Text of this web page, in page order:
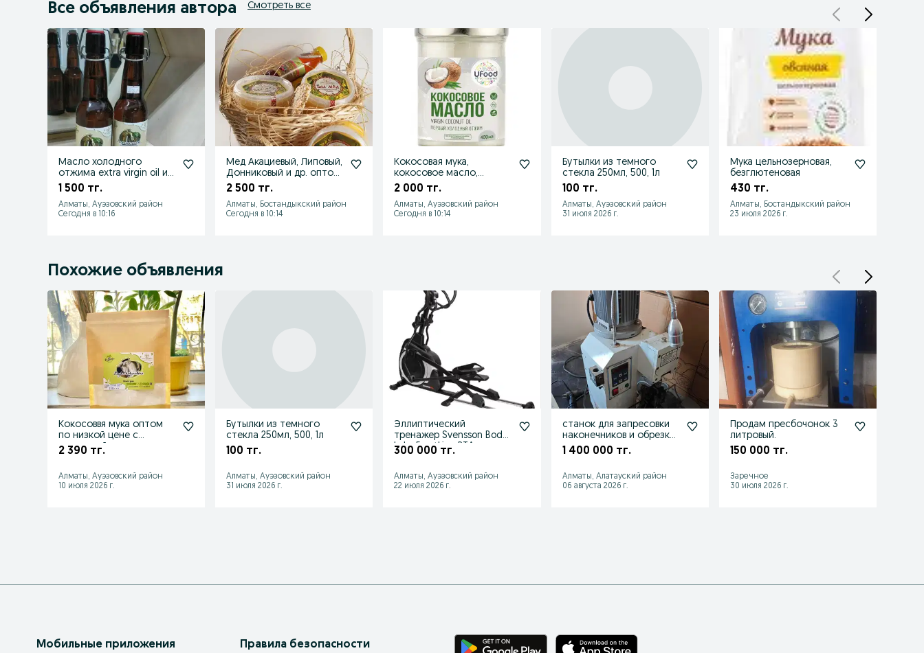
Все объявления автора Смотреть все
Масло холодного
отжима extra virgin oil из
разных культур
1 500 тг.
Алматы, Ауэзовский район
Сегодня в 10:16
Мед Акациевый, Липовый,
Донниковый и др. оптом
и в розницу с пасеки
2 500 тг.
Алматы, Бостандыкский район
Сегодня в 10:14
Кокосовая мука,
кокосовое масло,
кокосовое молоко,
2 000 тг.
Алматы, Ауэзовский район
Сегодня в 10:14
Бутылки из темного
стекла 250мл, 500, 1л
100 тг.
Алматы, Ауэзовский район
31 июля 2026 г.
Мука цельнозерновая,
безглютеновая
430 тг.
Алматы, Бостандыкский район
23 июля 2026 г.
Похожие объявления
Кокосоввя мука оптом
по низкой цене с
доставкой
2 390 тг.
Алматы, Ауэзовский район
10 июля 2026 г.
Бутылки из темного
стекла 250мл, 500, 1л
100 тг.
Алматы, Ауэзовский район
31 июля 2026 г.
Эллиптический
тренажер Svensson Body
Labs FrontLine RTA.
300 000 тг.
Алматы, Ауэзовский район
22 июля 2026 г.
станок для запресовки
наконечников и обрезки
проводов
1 400 000 тг.
Алматы, Алатауский район
06 августа 2026 г.
Продам пресбочонок 3
литровый.
150 000 тг.
Заречное
30 июля 2026 г.
Мобильные приложения Правила безопасности